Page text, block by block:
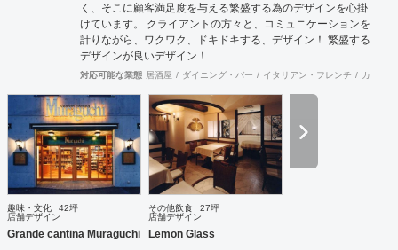
く、そこに顧客満足度を与える繁盛する為のデザインを心掛
けています。 クライアントの方々と、コミュニケーションを
計りながら、ワクワク、ドキドキする、デザイン！ 繁盛する
デザインが良いデザイン！
対応可能な業態 居酒屋 ダイニング・バー イタリアン・フレンチ カフェ
趣味・文化
42坪
店舗デザイン
Grande cantina Muraguchi
その他飲食
27坪
店舗デザイン
Lemon Glass